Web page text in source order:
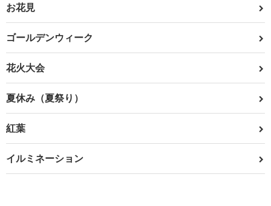
お花見
ゴールデンウィーク
花火大会
夏休み（夏祭り）
紅葉
イルミネーション